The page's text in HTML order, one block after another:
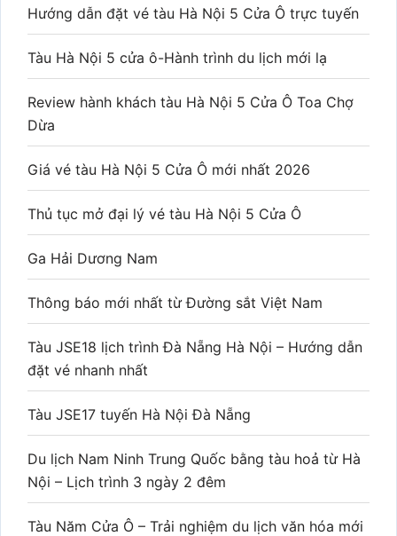
Hướng dẫn đặt vé tàu Hà Nội 5 Cửa Ô trực tuyến
Tàu Hà Nội 5 cửa ô-Hành trình du lịch mới lạ
Review hành khách tàu Hà Nội 5 Cửa Ô Toa Chợ
Dừa
Giá vé tàu Hà Nội 5 Cửa Ô mới nhất 2026
Thủ tục mở đại lý vé tàu Hà Nội 5 Cửa Ô
Ga Hải Dương Nam
Thông báo mới nhất từ Đường sắt Việt Nam
Tàu JSE18 lịch trình Đà Nẵng Hà Nội – Hướng dẫn
đặt vé nhanh nhất
Tàu JSE17 tuyến Hà Nội Đà Nẵng
Du lịch Nam Ninh Trung Quốc bằng tàu hoả từ Hà
Nội – Lịch trình 3 ngày 2 đêm
Tàu Năm Cửa Ô – Trải nghiệm du lịch văn hóa mới